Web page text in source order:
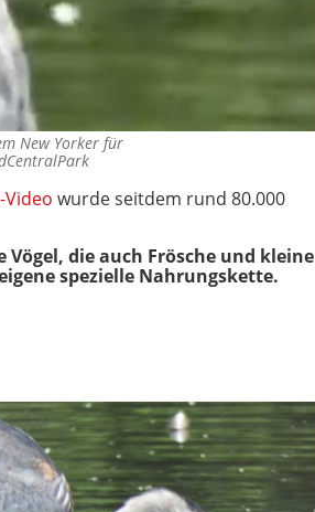
New Yorker für
Video wurde seitdem rund 80.000
die auch Frösche und kleine
spezielle Nahrungskette.